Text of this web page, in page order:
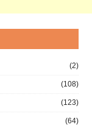
(2)
(108)
(123)
(64)